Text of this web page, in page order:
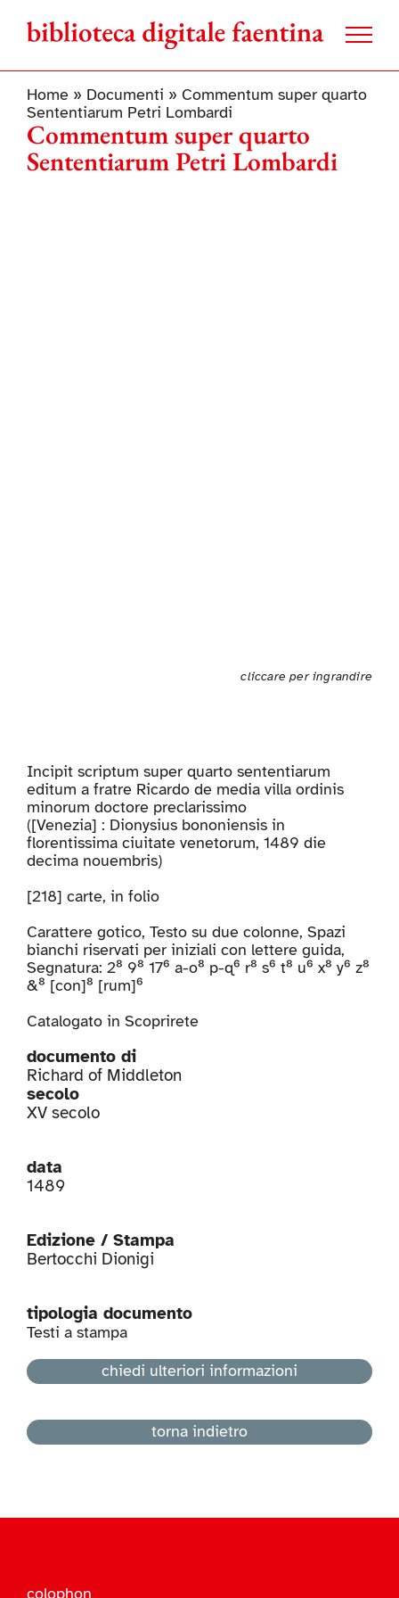
contenuto
Home» Documenti » Commentum super quarto
Sententiarum Petri Lombardi
Commentum super quarto
Sententiarum Petri Lombardi
cliccare per ingrandire
Incipit scriptum super quarto sententiarum
editum a fratre Ricardo de media villa ordinis
minorum doctore preclarissimo
([Venezia] : Dionysius bononiensis in
florentissima ciuitate venetorum, 1489 die
decima nouembris)
[218] carte, in folio
Carattere gotico, Testo su due colonne, Spazi
bianchi riservati per iniziali con lettere guida,
Segnatura: 2⁸ 9⁸ 17⁶ a-o⁸ p-q⁶ r⁸ s⁶ t⁸ u⁶ x⁸ y⁶ z⁸
&⁸ [con]⁸ [rum]⁶
Catalogato in Scoprirete
documento di
Richard of Middleton
secolo
XV secolo
data
1489
Edizione / Stampa
Bertocchi Dionigi
tipologia documento
Testi a stampa
chiedi ulteriori informazioni
torna indietro
colophon